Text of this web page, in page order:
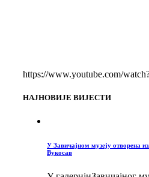
https://www.youtube.com/
НАЈНОВИЈЕ ВИЈЕСТИ
У Завичајном музеју отворена
Вукосав